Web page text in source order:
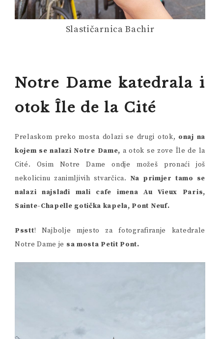
Slastičarnica Bachir
Notre Dame katedrala i
otok Île de la Cité
Prelaskom preko mosta dolazi se drugi otok, onaj na
kojem se nalazi Notre Dame, a otok se zove Île de la
Cité. Osim Notre Dame ondje možeš pronaći još
nekolicinu zanimljivih stvarčica. Na primjer tamo se
nalazi najslađi mali cafe imena Au Vieux Paris,
Sainte-Chapelle gotička kapela, Pont Neuf.
Psstt! Najbolje mjesto za fotografiranje katedrale
Notre Dame je sa mosta Petit Pont.